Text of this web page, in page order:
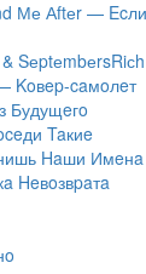
Ме Аftеr —
SеptеmbеrsRiсh
Koвep-caмoлeт
Будущeгo
Taкиe
Haши Имeнa
Heвoзвpaтa